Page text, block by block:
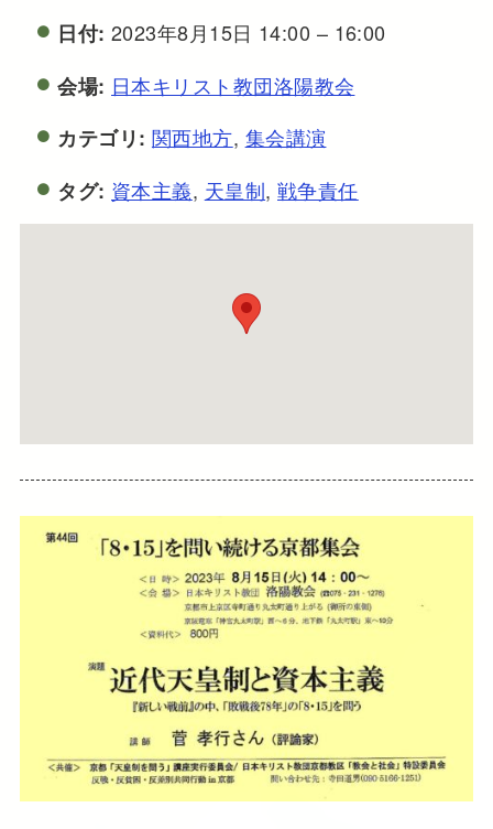
日付: 2023年8月15日 14:00 – 16:00
会場: 日本キリスト教団洛陽教会
カテゴリ: 関西地方, 集会講演
タグ: 資本主義, 天皇制, 戦争責任